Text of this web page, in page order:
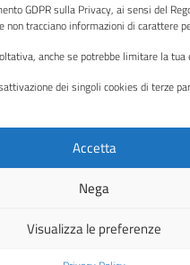
GDPR sulla Privacy, ai sensi del
tracciano informazioni di carattere
anche se potrebbe limitare la
dei singoli cookies di terze
Accetta
Nega
Visualizza le preferenze